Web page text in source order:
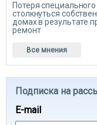
Потеря
столкнуться
домах в результате
ремонт
Все мнения
Подписка на
E-mail